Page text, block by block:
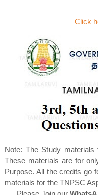
Click
Note: The Study
These materials are for
Purpose. All the credits go
materials for the TNPSC